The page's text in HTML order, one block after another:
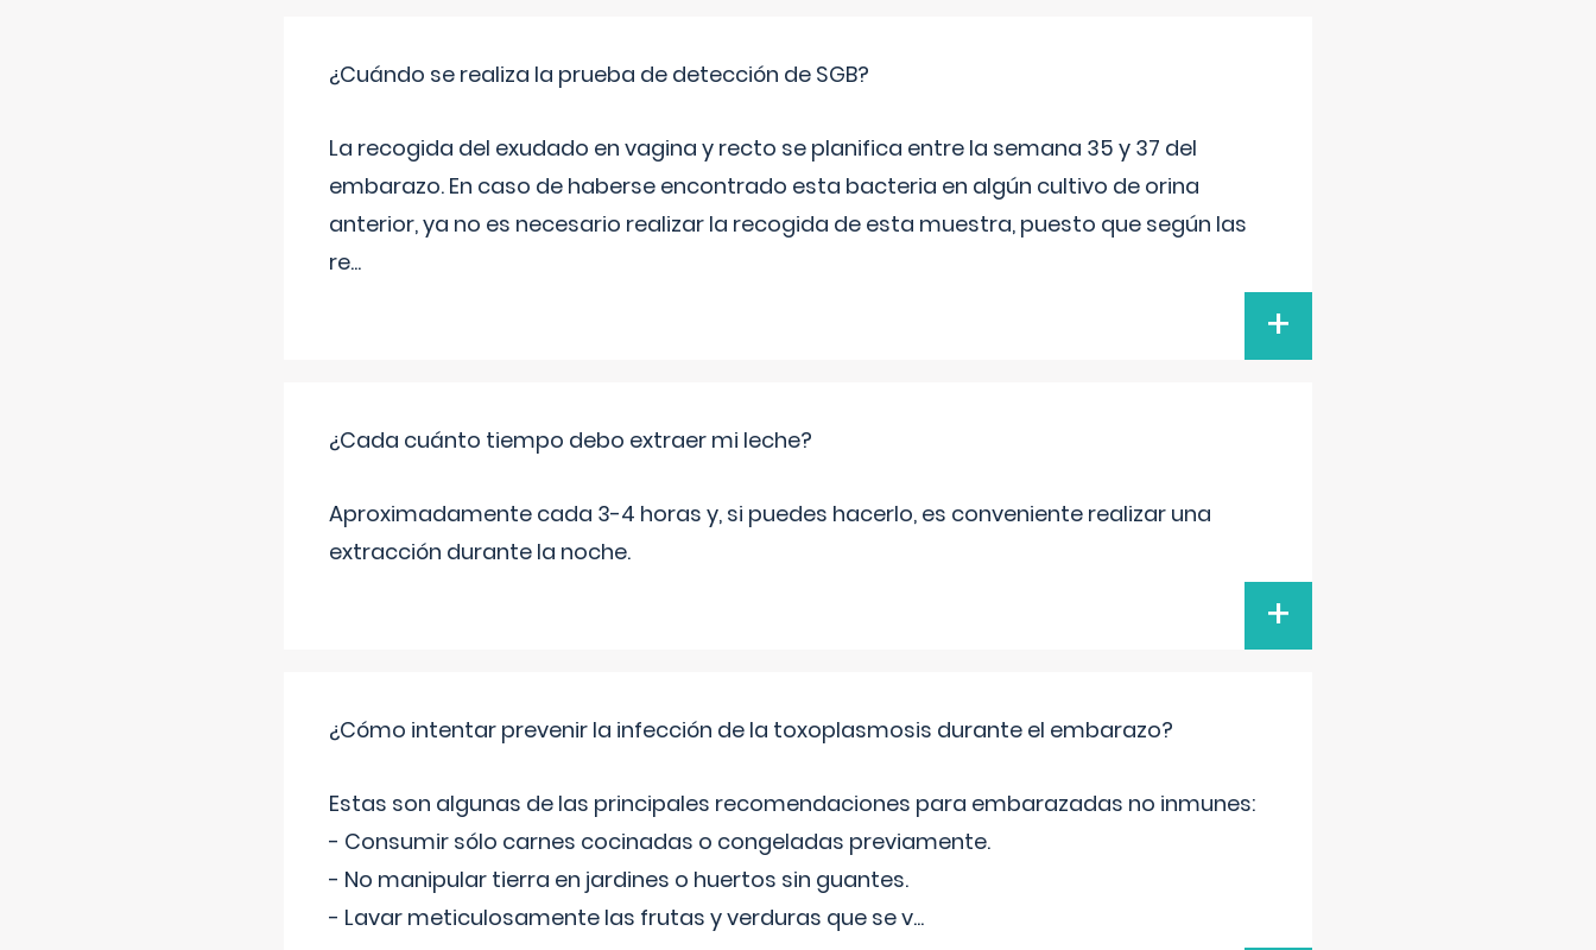
¿Cuándo se realiza la prueba de detección de SGB?
La recogida del exudado en vagina y recto se planifica entre la semana 35 y 37 del
embarazo. En caso de haberse encontrado esta bacteria en algún cultivo de orina
anterior, ya no es necesario realizar la recogida de esta muestra, puesto que según las
re...
+
¿Cada cuánto tiempo debo extraer mi leche?
Aproximadamente cada 3-4 horas y, si puedes hacerlo, es conveniente realizar una
extracción durante la noche.
+
¿Cómo intentar prevenir la infección de la toxoplasmosis durante el embarazo?
Estas son algunas de las principales recomendaciones para embarazadas no inmunes:
- Consumir sólo carnes cocinadas o congeladas previamente.
- No manipular tierra en jardines o huertos sin guantes.
- Lavar meticulosamente las frutas y verduras que se v...